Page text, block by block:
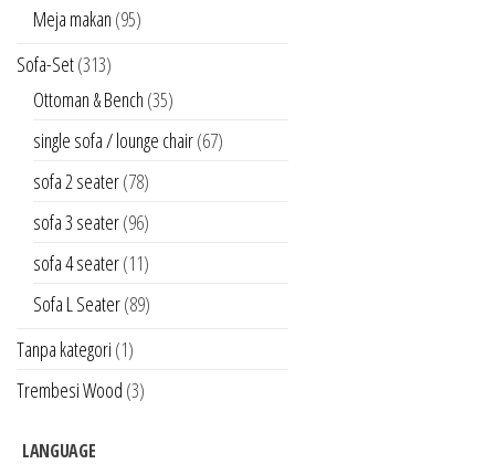
Meja makan (95)
Sofa-Set(313)
Ottoman & Bench (35)
single sofa / lounge chair(67)
sofa 2 seater(78)
sofa 3 seater(96)
sofa 4 seater(11)
Sofa L Seater(89)
Tanpa kategori (1)
Trembesi Wood (3)
LANGUAGE